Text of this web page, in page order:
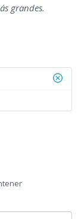
grandes.